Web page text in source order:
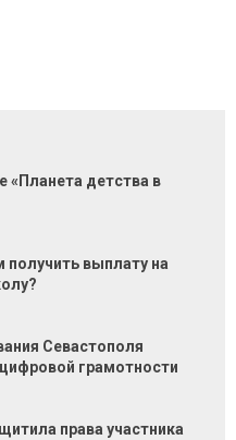
«Планета детства в
получить выплату на
Севастополя
грамотности
права участника